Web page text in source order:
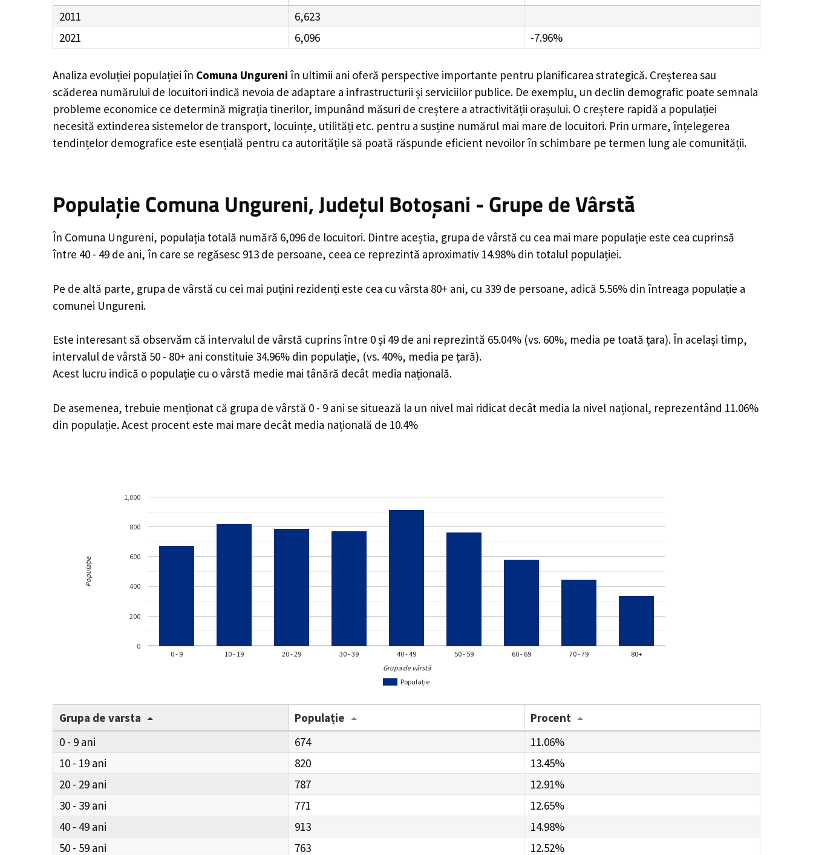
2011
6,623
2021
6,096 -7.96%
Analiza evoluției populației în Comuna Ungureni în ultimii ani oferă perspective importante pentru planificarea strategică. Creșterea sau
scăderea numărului de locuitori indică nevoia de adaptare a infrastructurii și serviciilor publice. De exemplu, un declin demografic poate semnala
probleme economice ce determină migrația tinerilor, impunând măsuri de creștere a atractivității orașului. O creștere rapidă a populației
necesită extinderea sistemelor de transport, locuințe, utilități etc. pentru a susține numărul mai mare de locuitori. Prin urmare, înțelegerea
tendințelor demografice este esențială pentru ca autoritățile să poată răspunde eficient nevoilor în schimbare pe termen lung ale comunității.
Populație Comuna Ungureni, Județul Botoșani - Grupe de Vârstă
În Comuna Ungureni, populația totală numără 6,096 de locuitori. Dintre aceștia, grupa de vârstă cu cea mai mare populație este cea cuprinsă
între 40 - 49 de ani, în care se regăsesc 913 de persoane, ceea ce reprezintă aproximativ 14.98% din totalul populației.
Pe de altă parte, grupa de vârstă cu cei mai puțini rezidenți este cea cu vârsta 80+ ani, cu 339 de persoane, adică 5.56% din întreaga populație a
comunei Ungureni.
Este interesant să observăm că intervalul de vârstă cuprins între 0 și 49 de ani reprezintă 65.04% (vs. 60%, media pe toată țara). În același timp,
intervalul de vârstă 50 - 80+ ani constituie 34.96% din populație, (vs. 40%, media pe țară).
Acest lucru indică o populație cu o vârstă medie mai tânără decât media națională.
De asemenea, trebuie menționat că grupa de vârstă 0 - 9 ani se situează la un nivel mai ridicat decât media la nivel național, reprezentând 11.06%
din populație. Acest procent este mai mare decât media națională de 10.4%
Populație
0 - 9 10 - 19 20 - 29 30 - 39 40 - 49 50 - 59 60 - 69 70 - 79 80+
0
200
400
600
800
1,000
Grupa de vârstă
Populație
Grupa de varsta Populație
Procent
0 - 9
674
11.06%
10 - 19
820
13.45%
20 - 29
787
12.91%
30 - 39
771
12.65%
40 - 49
913
14.98%
50 - 59
763 12.52%